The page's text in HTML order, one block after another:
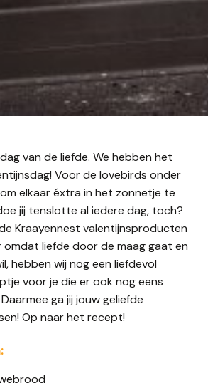
van de liefde. We hebben het
Voor de lovebirds onder
elkaar éxtra in het zonnetje te
jij tenslotte al iedere dag, toch?
Kraayennest valentijnsproducten
omdat liefde door de maag gaat en
hebben wij nog een liefdevol
voor je die er ook nog eens
ga jij jouw geliefde
Op naar het recept!